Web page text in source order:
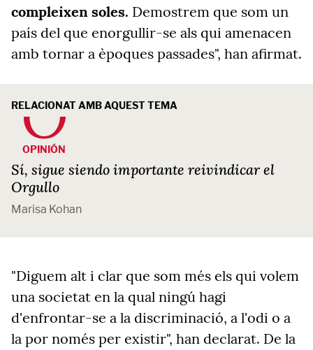
compleixen soles. Demostrem que som un
país del que enorgullir-se als qui amenacen
amb tornar a èpoques passades", han afirmat.
RELACIONAT AMB AQUEST TEMA
OPINIÓN
Sí, sigue siendo importante reivindicar el
Orgullo
Marisa Kohan
"Diguem alt i clar que som més els qui volem
una societat en la qual ningú hagi
d'enfrontar-se a la discriminació, a l'odi o a
la por només per existir", han declarat. De la